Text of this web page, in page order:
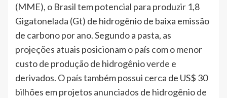
(MME), o Brasil tem potencial para produzir 1,8
Gigatonelada (Gt) de hidrogênio de baixa emissão
de carbono por ano. Segundo a pasta, as
projeções atuais posicionam o país com o menor
custo de produção de hidrogênio verde e
derivados. O país também possui cerca de US$ 30
bilhões em projetos anunciados de hidrogênio de